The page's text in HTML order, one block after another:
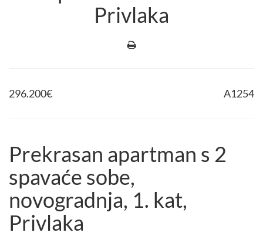
Privlaka
296.200€ A1254
Prekrasan apartman s 2
spavaće sobe,
novogradnja, 1. kat,
Privlaka